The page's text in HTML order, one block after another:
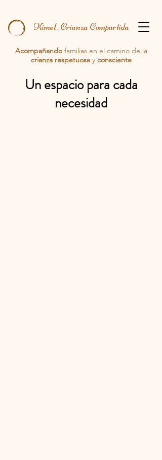
Kimel_Crianza Compartida
Acompañando familias en el camino de la
crianza respetuosay consciente
Un espacio para cada
necesidad